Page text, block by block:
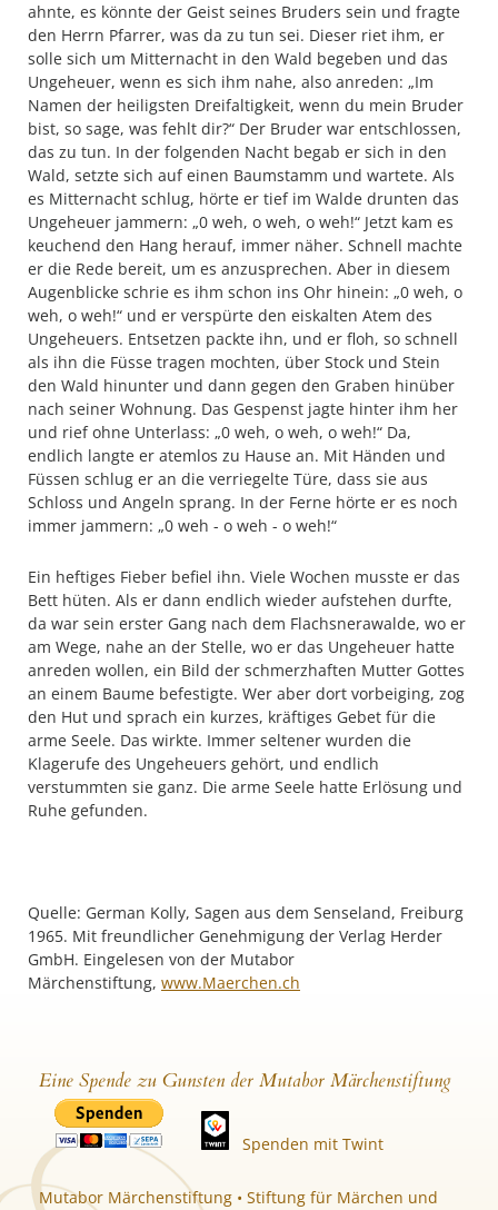
ahnte, es könnte der Geist seines Bruders sein und fragte
den Herrn Pfarrer, was da zu tun sei. Dieser riet ihm, er
solle sich um Mitternacht in den Wald begeben und das
Ungeheuer, wenn es sich ihm nahe, also anreden: „Im
Namen der heiligsten Dreifaltigkeit, wenn du mein Bruder
bist, so sage, was fehlt dir?“ Der Bruder war entschlossen,
das zu tun. In der folgenden Nacht begab er sich in den
Wald, setzte sich auf einen Baumstamm und wartete. Als
es Mitternacht schlug, hörte er tief im Walde drunten das
Ungeheuer jammern: „0 weh, o weh, o weh!“ Jetzt kam es
keuchend den Hang herauf, immer näher. Schnell machte
er die Rede bereit, um es anzusprechen. Aber in diesem
Augenblicke schrie es ihm schon ins Ohr hinein: „0 weh, o
weh, o weh!“ und er verspürte den eiskalten Atem des
Ungeheuers. Entsetzen packte ihn, und er floh, so schnell
als ihn die Füsse tragen mochten, über Stock und Stein
den Wald hinunter und dann gegen den Graben hinüber
nach seiner Wohnung. Das Gespenst jagte hinter ihm her
und rief ohne Unterlass: „0 weh, o weh, o weh!“ Da,
endlich langte er atemlos zu Hause an. Mit Händen und
Füssen schlug er an die verriegelte Türe, dass sie aus
Schloss und Angeln sprang. In der Ferne hörte er es noch
immer jammern: „0 weh - o weh - o weh!“
Ein heftiges Fieber befiel ihn. Viele Wochen musste er das
Bett hüten. Als er dann endlich wieder aufstehen durfte,
da war sein erster Gang nach dem Flachsnerawalde, wo er
am Wege, nahe an der Stelle, wo er das Ungeheuer hatte
anreden wollen, ein Bild der schmerzhaften Mutter Gottes
an einem Baume befestigte. Wer aber dort vorbeiging, zog
den Hut und sprach ein kurzes, kräftiges Gebet für die
arme Seele. Das wirkte. Immer seltener wurden die
Klagerufe des Ungeheuers gehört, und endlich
verstummten sie ganz. Die arme Seele hatte Erlösung und
Ruhe gefunden.
Quelle: German Kolly, Sagen aus dem Senseland, Freiburg
1965. Mit freundlicher Genehmigung der Verlag Herder
GmbH. Eingelesen von der Mutabor
Märchenstiftung, www.Maerchen.ch
Eine Spende zu Gunsten der Mutabor Märchenstiftung
Spenden mit Twint
Mutabor Märchenstiftung • Stiftung für Märchen und